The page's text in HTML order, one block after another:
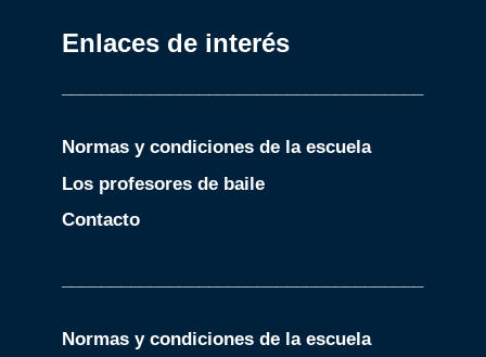
Enlaces de interés
Normas y condiciones de la escuela
Los profesores de baile
Contacto
Normas y condiciones de la escuela